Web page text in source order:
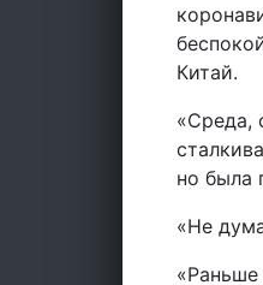
Китай.
«Среда,
но была
«Не
«Раньше